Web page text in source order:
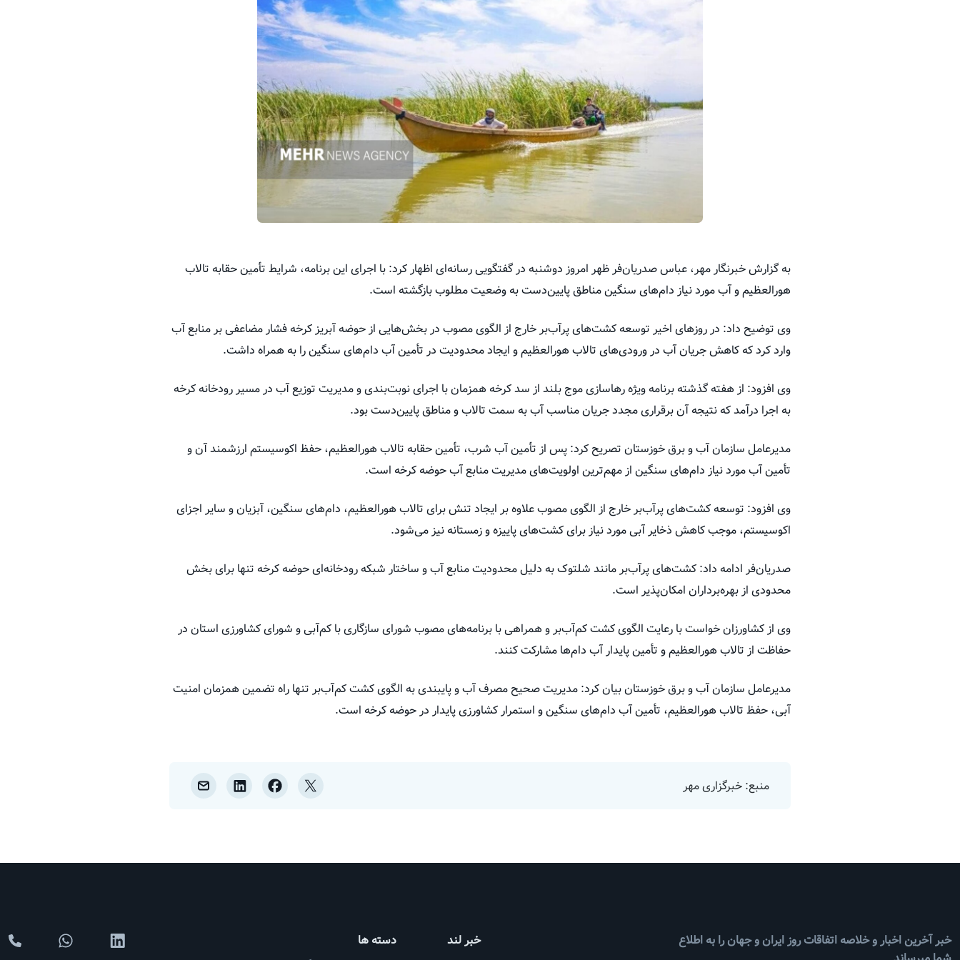
به گزارش خبرنگار مهر، عباس صدریان‌فر ظهر امروز دوشنبه در گفتگویی رسانه‌ای اظهار کرد: با اجرای این برنامه، شرایط تأمین حقابه تالاب
هورالعظیم و آب مورد نیاز دام‌های سنگین مناطق پایین‌دست به وضعیت مطلوب بازگشته است.
وی توضیح داد: در روزهای اخیر توسعه کشت‌های پرآب‌بر خارج از الگوی مصوب در بخش‌هایی از حوضه آبریز کرخه فشار مضاعفی بر منابع آب
وارد کرد که کاهش جریان آب در ورودی‌های تالاب هورالعظیم و ایجاد محدودیت در تأمین آب دام‌های سنگین را به همراه داشت.
وی افزود: از هفته گذشته برنامه ویژه رهاسازی موج بلند از سد کرخه همزمان با اجرای نوبت‌بندی و مدیریت توزیع آب در مسیر رودخانه کرخه
به اجرا درآمد که نتیجه آن برقراری مجدد جریان مناسب آب به سمت تالاب و مناطق پایین‌دست بود.
مدیرعامل سازمان آب و برق خوزستان تصریح کرد: پس از تأمین آب شرب، تأمین حقابه تالاب هورالعظیم، حفظ اکوسیستم ارزشمند آن و
تأمین آب مورد نیاز دام‌های سنگین از مهم‌ترین اولویت‌های مدیریت منابع آب حوضه کرخه است.
وی افزود: توسعه کشت‌های پرآب‌بر خارج از الگوی مصوب علاوه بر ایجاد تنش برای تالاب هورالعظیم، دام‌های سنگین، آبزیان و سایر اجزای
اکوسیستم، موجب کاهش ذخایر آبی مورد نیاز برای کشت‌های پاییزه و زمستانه نیز می‌شود.
صدریان‌فر ادامه داد: کشت‌های پرآب‌بر مانند شلتوک به دلیل محدودیت منابع آب و ساختار شبکه رودخانه‌ای حوضه کرخه تنها برای بخش
محدودی از بهره‌برداران امکان‌پذیر است.
وی از کشاورزان خواست با رعایت الگوی کشت کم‌آب‌بر و همراهی با برنامه‌های مصوب شورای سازگاری با کم‌آبی و شورای کشاورزی استان در
حفاظت از تالاب هورالعظیم و تأمین پایدار آب دام‌ها مشارکت کنند.
مدیرعامل سازمان آب و برق خوزستان بیان کرد: مدیریت صحیح مصرف آب و پایبندی به الگوی کشت کم‌آب‌بر تنها راه تضمین همزمان امنیت
آبی، حفظ تالاب هورالعظیم، تأمین آب دام‌های سنگین و استمرار کشاورزی پایدار در حوضه کرخه است.
منبع: خبرگزاری مهر
خبر آخرین اخبار و خلاصه اتفاقات روز ایران و جهان را به اطلاع
خبر لند
دسته ها